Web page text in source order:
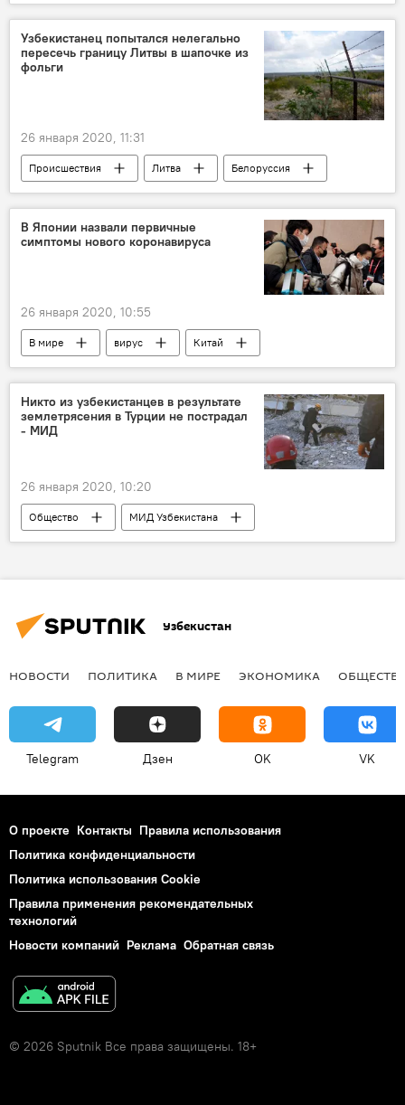
землетрясение
Узбекистанец попытался нелегально
пересечь границу Литвы в шапочке из
фольги
26 января 2020, 11:31
Происшествия Литва
Белоруссия
граница
шапка узбекистанец
В Японии назвали первичные
симптомы нового коронавируса
26 января 2020, 10:55
В мире вирус
Китай
здоровье
Япония
Вспышка нового типа коронавируса в Китае
Никто из узбекистанцев в результате
землетрясения в Турции не пострадал
- МИД
26 января 2020, 10:20
Общество
МИД Узбекистана
Турция
землетрясение
Узбекистан
НОВОСТИ ПОЛИТИКА В МИРЕ ЭКОНОМИКА
Telegram Дзен OK VK
О проекте Контакты Правила использования
Политика конфиденциальности
Политика использования Cookie
Правила применения рекомендательных
технологий
Новости компаний Реклама Обратная связь
© 2026 Sputnik Все права защищены. 18+